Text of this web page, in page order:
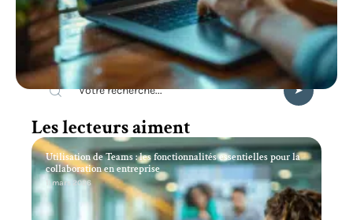
Recherche
Les lecteurs aiment
Utilisation de Teams : les fonctionnalités essentielles pour la
collaboration en entreprise
11 mars 2026